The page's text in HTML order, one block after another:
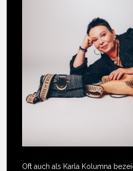
Oft auch als Karla Kolumna